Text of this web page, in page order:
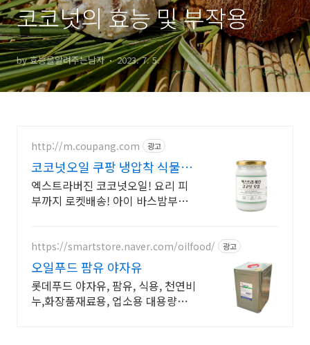
코코넛의 효능 및 부작용
by 효능을알려주는남자 2023. 7. 5.
http://m.coupang.com 광고
코코넛오일 쿠팡 냉압착 식물성
오일
엑스트라버진 코코넛오일! 요리 피
부까지 로켓배송! 아이 바스밤부터
https://smartstore.naver.com/oilfood/ 광고
오일푸드 팜유 야자유
롯데푸드 야자유, 팜유, 식용, 천연비
누,화장품재료용, 업소용 대용량